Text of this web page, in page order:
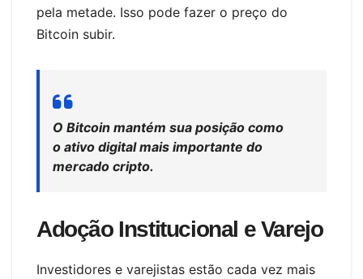
pela metade. Isso pode fazer o preço do
Bitcoin subir.
O Bitcoin mantém sua posição como
o ativo digital mais importante do
mercado cripto.
Adoção Institucional e Varejo
Investidores e varejistas estão cada vez mais